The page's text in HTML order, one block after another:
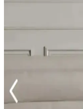
ayak sağlığınızı koruyan
Polo Ev Terliği:
Modern Ev Giyim
Polo ev terliği, şık
çıkan modern bir
kullanımıyla evde ve